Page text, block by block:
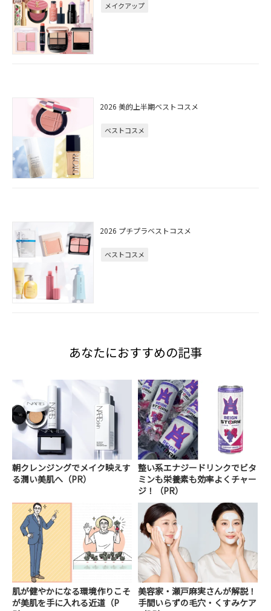
メイクアップ
2026 美的上半期ベストコスメ
ベストコスメ
2026 プチプラベストコスメ
ベストコスメ
あなたにおすすめの記事
朝クレンジングでメイク映えす
る潤い美肌へ（PR）
整い系エナジードリンクでビタ
ミンも栄養素も効率よくチャー
ジ！（PR）
肌が健やかになる環境作りこそ
が美肌を手に入れる近道（P
美容家・瀬戸麻実さんが解説！
手間いらずの毛穴・くすみケア